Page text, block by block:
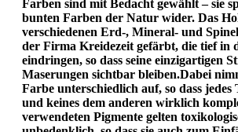
Farben sind mit Bedacht gewählt – sie
bunten Farben der Natur wider. Das
verschiedenen Erd-, Mineral- und
der Firma Kreidezeit gefärbt, die tief in
eindringen, so dass seine einzigartigen
Maserungen sichtbar bleiben.Dabei
Farbe unterschiedlich auf, so dass
und keines dem anderen wirklich
verwendeten Pigmente gelten